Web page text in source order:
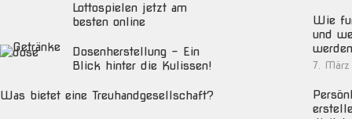
Lottospielen jetzt am
besten online
Dosenherstellung – Ein
Blick hinter die Kulissen!
Was bietet eine Treuhandgesellschaft?
Wie
und
7. März